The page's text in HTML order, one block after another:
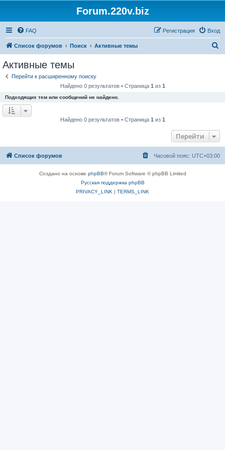
Forum.220v.biz
FAQ Вход
Регистрация
Список форумов Поиск Активные темы
Активные темы
Перейти к расширенному поиску
Найдено 0 результатов • Страница 1 из 1
Подходящих тем или сообщений не найдено.
Найдено 0 результатов • Страница 1 из 1
Перейти
Список форумов Часовой пояс: UTC+03:00
Создано на основе phpBB® Forum Software © phpBB Limited
Русская поддержка phpBB
PRIVACY_LINK | TERMS_LINK